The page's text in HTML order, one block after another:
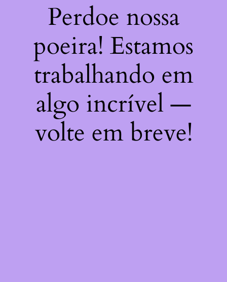
Perdoe nossa
poeira! Estamos
trabalhando em
algo incrível —
volte em breve!